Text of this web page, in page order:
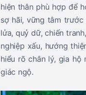
hiện thân phù hợp để
sợ hãi, vững tâm
lửa, quỷ dữ, chiến
nghiệp xấu, hướng
hiểu rõ chân lý, gia hộ
giác ngộ.